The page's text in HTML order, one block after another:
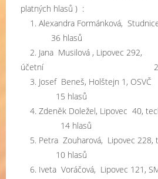
platných hlasů ) :
1. Alexandra Formánková,
36 hlasů
2. Jana Musilová , Lipovec 292,
účetní 22
3. Josef Beneš,
15 hlasů
4. Zdeněk Doležel,
14 hlasů
5. Petra Zouharová,
10 hlasů
6. Iveta Voráčová, Lipovec